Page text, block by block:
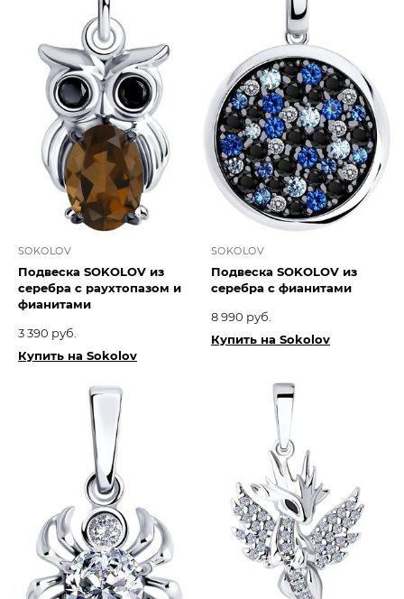
SOKOLOV
Подвеска SOKOLOV из
серебра с раухтопазом и
фианитами
3 390 руб.
Купить на Sokolov
SOKOLOV
Подвеска SOKOLOV из
серебра с фианитами
8 990 руб.
Купить на Sokolov